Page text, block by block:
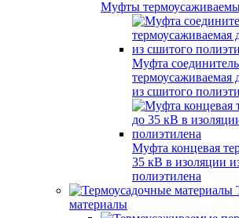
Муфты
Муфта
термоусаживаемая
из сшитого
Муфта концевая
35 кВ в изоляции
полиэтилена
материалы